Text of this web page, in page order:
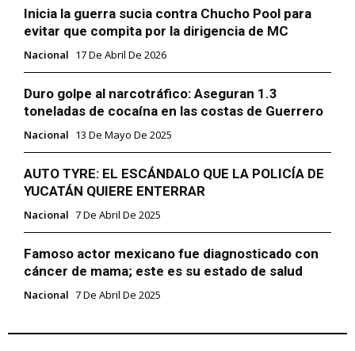
Inicia la guerra sucia contra Chucho Pool para
evitar que compita por la dirigencia de MC
Nacional 17 De Abril De 2026
Duro golpe al narcotráfico: Aseguran 1.3
toneladas de cocaína en las costas de Guerrero
Nacional 13 De Mayo De 2025
AUTO TYRE: EL ESCÁNDALO QUE LA POLICÍA DE
YUCATÁN QUIERE ENTERRAR
Nacional 7 De Abril De 2025
Famoso actor mexicano fue diagnosticado con
cáncer de mama; este es su estado de salud
Nacional 7 De Abril De 2025